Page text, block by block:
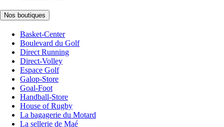
Nos boutiques
Basket-Center
Boulevard du Golf
Direct Running
Direct-Volley
Espace Golf
Galop-Store
Goal-Foot
Handball-Store
House of Rugby
La bagagerie du Motard
La sellerie de Maé